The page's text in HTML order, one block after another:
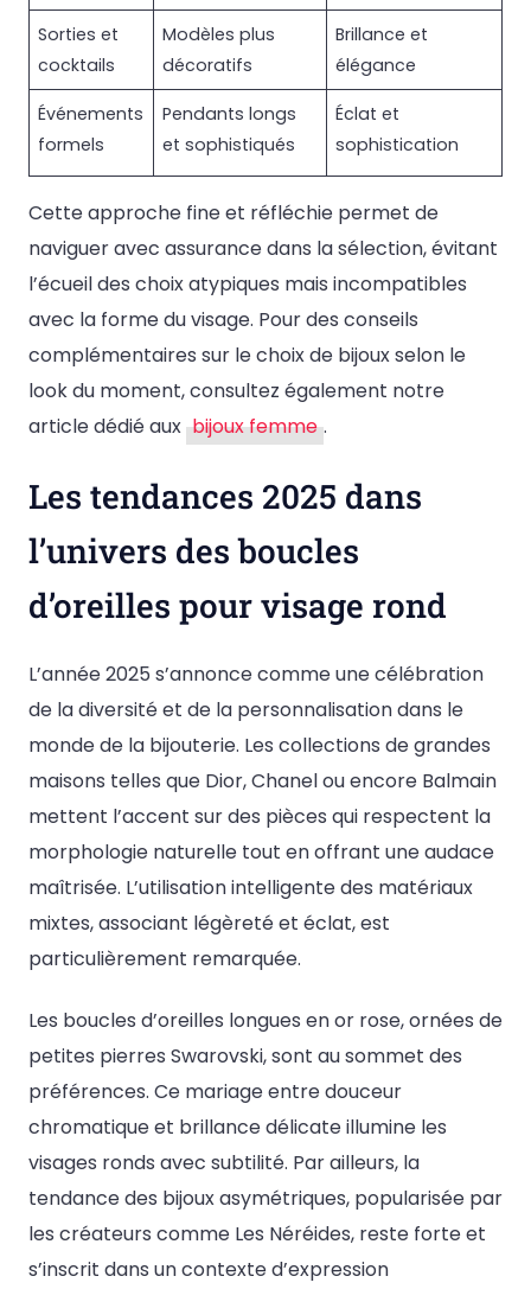
Sorties et
cocktails
Modèles plus
décoratifs
Brillance et
élégance
Événements
formels
Pendants longs
et sophistiqués
Éclat et
sophistication
Cette approche fine et réfléchie permet de
naviguer avec assurance dans la sélection, évitant
l’écueil des choix atypiques mais incompatibles
avec la forme du visage. Pour des conseils
complémentaires sur le choix de bijoux selon le
look du moment, consultez également notre
article dédié aux bijoux femme .
Les tendances 2025 dans
l’univers des boucles
d’oreilles pour visage rond
L’année 2025 s’annonce comme une célébration
de la diversité et de la personnalisation dans le
monde de la bijouterie. Les collections de grandes
maisons telles que Dior, Chanel ou encore Balmain
mettent l’accent sur des pièces qui respectent la
morphologie naturelle tout en offrant une audace
maîtrisée. L’utilisation intelligente des matériaux
mixtes, associant légèreté et éclat, est
particulièrement remarquée.
Les boucles d’oreilles longues en or rose, ornées de
petites pierres Swarovski, sont au sommet des
préférences. Ce mariage entre douceur
chromatique et brillance délicate illumine les
visages ronds avec subtilité. Par ailleurs, la
tendance des bijoux asymétriques, popularisée par
les créateurs comme Les Néréides, reste forte et
s’inscrit dans un contexte d’expression